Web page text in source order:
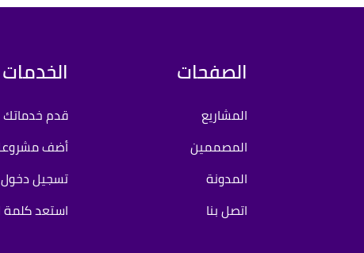
الصفحات
المشاريع
المصممين
المدونة
اتصل بنا
الخدمات
قدم خدماتك
أضف
تسجيل دخول
استعد كلمة